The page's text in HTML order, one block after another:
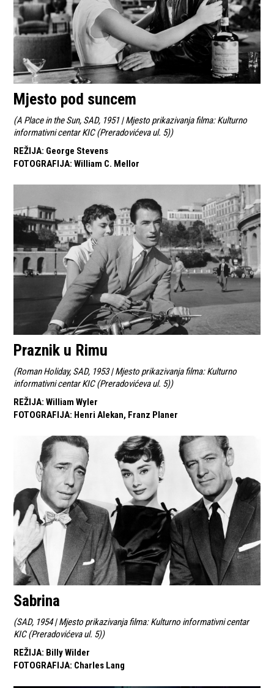
Mjesto pod suncem
(A Place in the Sun, SAD, 1951 | Mjesto prikazivanja filma: Kulturno
informativni centar KIC (Preradovićeva ul. 5))
REŽIJA: George Stevens
FOTOGRAFIJA: William C. Mellor
Praznik u Rimu
(Roman Holiday, SAD, 1953 | Mjesto prikazivanja filma: Kulturno
informativni centar KIC (Preradovićeva ul. 5))
REŽIJA: William Wyler
FOTOGRAFIJA: Henri Alekan, Franz Planer
Sabrina
(SAD, 1954 | Mjesto prikazivanja filma: Kulturno informativni centar
KIC (Preradovićeva ul. 5))
REŽIJA: Billy Wilder
FOTOGRAFIJA: Charles Lang